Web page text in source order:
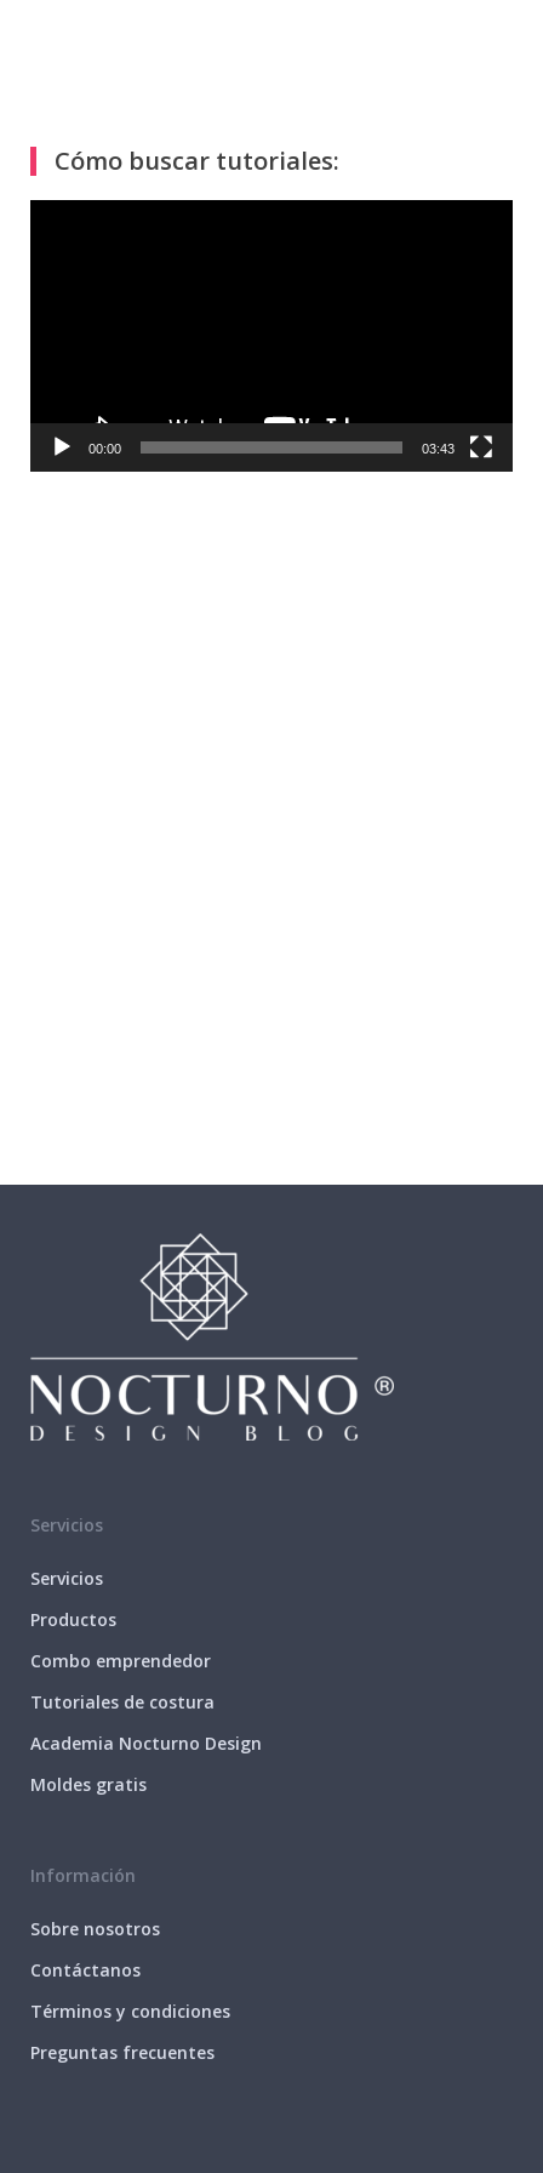
Cómo buscar tutoriales:
00:00 03:43
Servicios
Servicios
Productos
Combo emprendedor
Tutoriales de costura
Academia Nocturno Design
Moldes gratis
Información
Sobre nosotros
Contáctanos
Términos y condiciones
Preguntas frecuentes